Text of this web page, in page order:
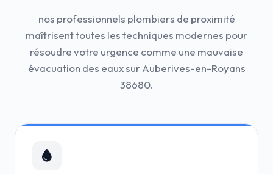
nos professionnels plombiers de proximité
maîtrisent toutes les techniques modernes pour
résoudre votre urgence comme une mauvaise
évacuation des eaux sur Auberives-en-Royans
38680.